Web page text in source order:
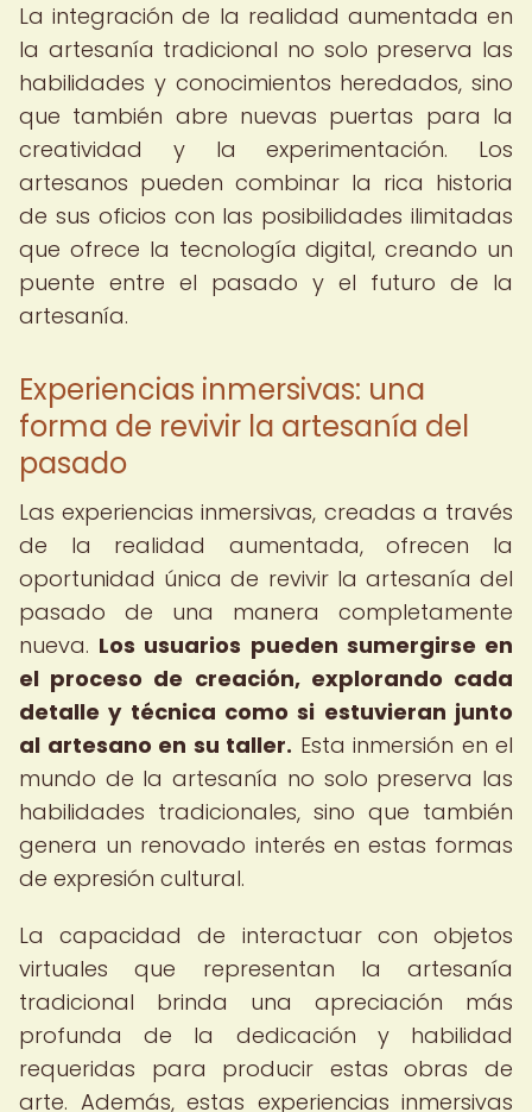
La integración de la realidad aumentada en
la artesanía tradicional no solo preserva las
habilidades y conocimientos heredados, sino
que también abre nuevas puertas para la
creatividad y la experimentación. Los
artesanos pueden combinar la rica historia
de sus oficios con las posibilidades ilimitadas
que ofrece la tecnología digital, creando un
puente entre el pasado y el futuro de la
artesanía.
Experiencias inmersivas: una
forma de revivir la artesanía del
pasado
Las experiencias inmersivas, creadas a través
de la realidad aumentada, ofrecen la
oportunidad única de revivir la artesanía del
pasado de una manera completamente
nueva. Los usuarios pueden sumergirse en
el proceso de creación, explorando cada
detalle y técnica como si estuvieran junto
al artesano en su taller. Esta inmersión en el
mundo de la artesanía no solo preserva las
habilidades tradicionales, sino que también
genera un renovado interés en estas formas
de expresión cultural.
La capacidad de interactuar con objetos
virtuales que representan la artesanía
tradicional brinda una apreciación más
profunda de la dedicación y habilidad
requeridas para producir estas obras de
arte. Además, estas experiencias inmersivas